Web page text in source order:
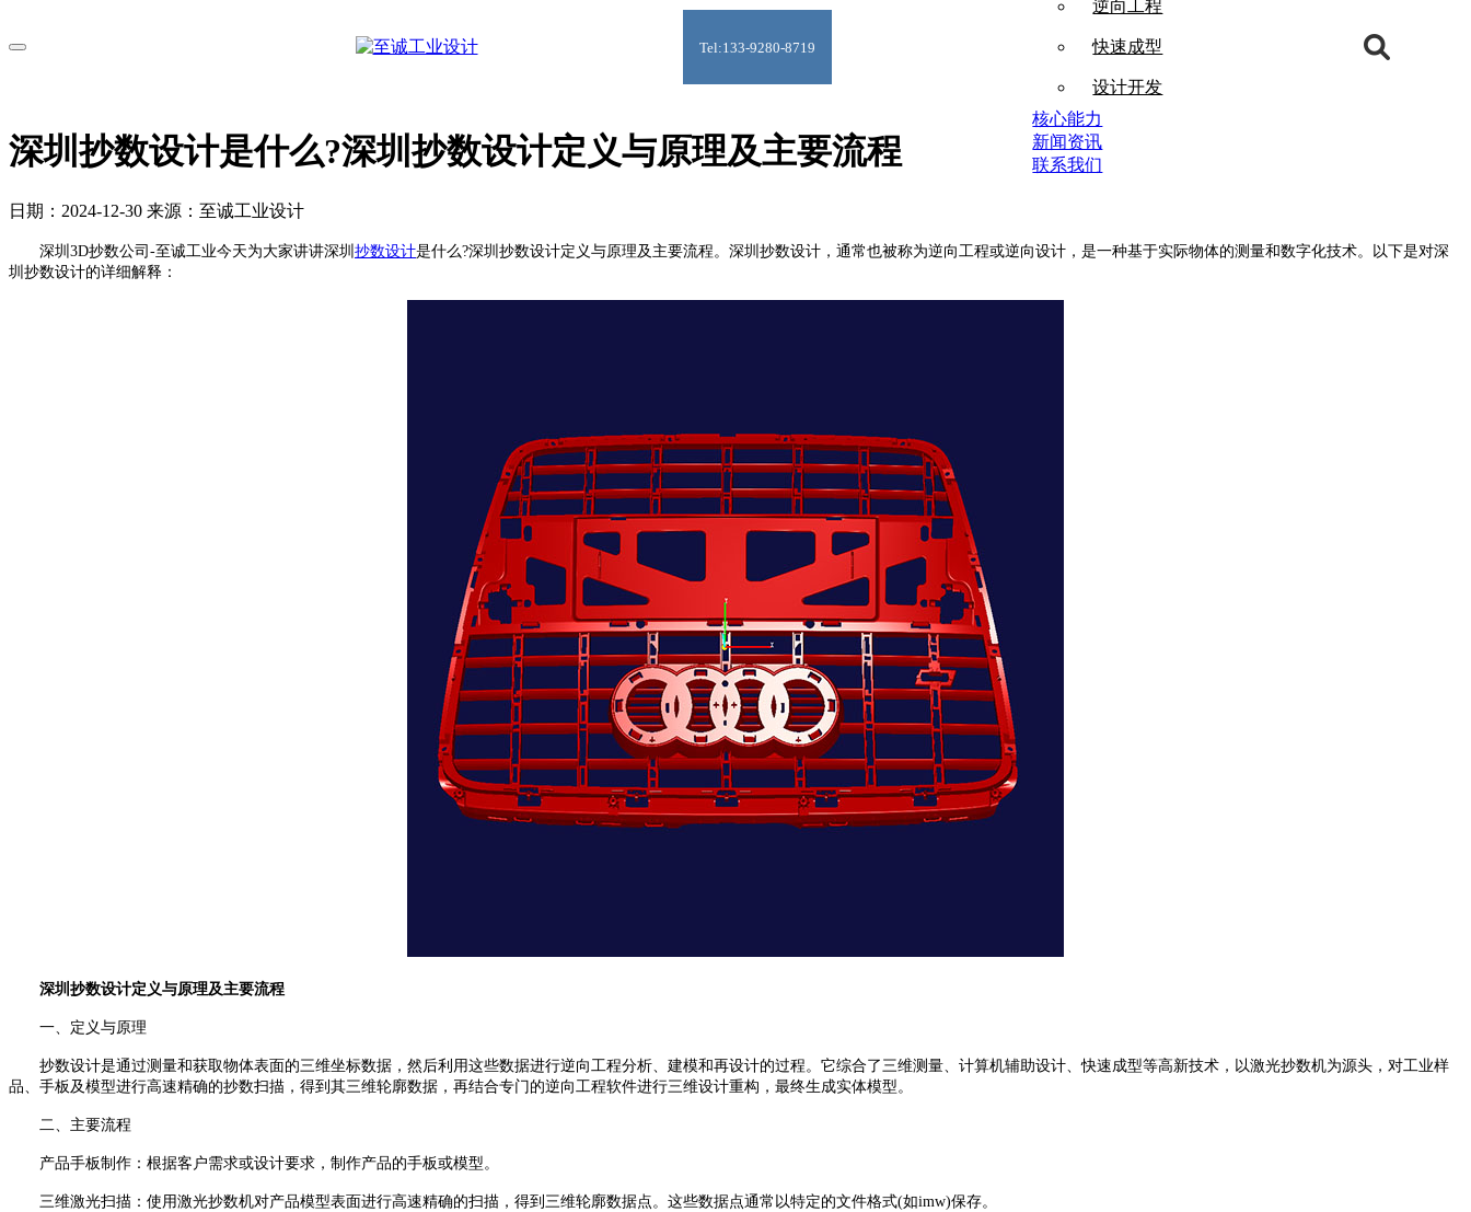
切换导航 Tel:133-9280-8719
逆向工程
快速成型
设计开发
核心能力
新闻资讯
联系我们
深圳抄数设计是什么?深圳抄数设计定义与原理及主要流程
日期：2024-12-30 来源：至诚工业设计
深圳3D抄数公司-至诚工业今天为大家讲讲深圳 抄数设计是什么?深圳抄数设计定义与原理及主要流程。深圳抄数设计，通常也被称为逆向工程或逆向设计，是一种基于实际物体的测量和数字化技术。以下是对深
圳抄数设计的详细解释：
深圳抄数设计定义与原理及主要流程
一、定义与原理
抄数设计是通过测量和获取物体表面的三维坐标数据，然后利用这些数据进行逆向工程分析、建模和再设计的过程。它综合了三维测量、计算机辅助设计、快速成型等高新技术，以激光抄数机为源头，对工业样
品、手板及模型进行高速精确的抄数扫描，得到其三维轮廓数据，再结合专门的逆向工程软件进行三维设计重构，最终生成实体模型。
二、主要流程
产品手板制作：根据客户需求或设计要求，制作产品的手板或模型。
三维激光扫描：使用激光抄数机对产品模型表面进行高速精确的扫描，得到三维轮廓数据点。这些数据点通常以特定的文件格式(如imw)保存。